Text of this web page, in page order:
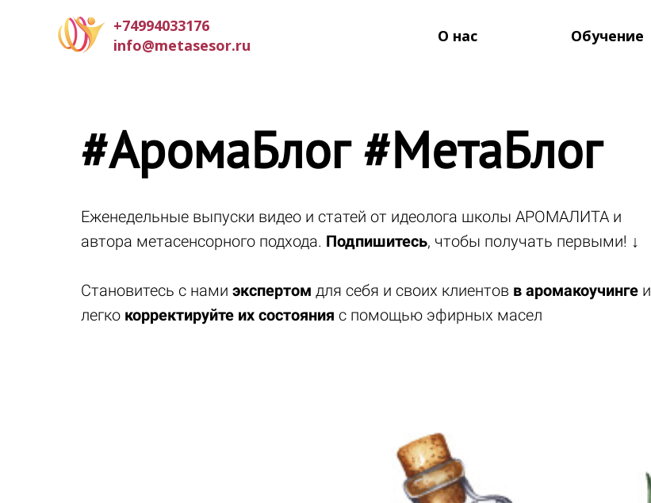
+74994033176
info@metasesor.ru
О нас Обучение
#АромаБлог #МетаБлог
Еженедельные выпуски видео и статей от идеолога школы АРОМАЛИТА и
автора метасенсорного подхода. Подпишитесь, чтобы получать первыми! ↓
Становитесь с нами экспертом для себя и своих клиентов в аромакоучинге и
легко корректируйте их состояния с помощью эфирных масел